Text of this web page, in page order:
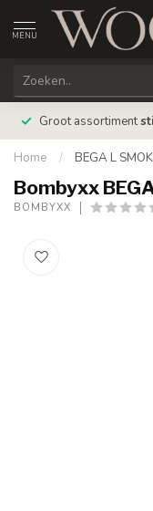
MENU
Groot assortiment
Home / BEGA L
Bombyxx
BOMBYXX